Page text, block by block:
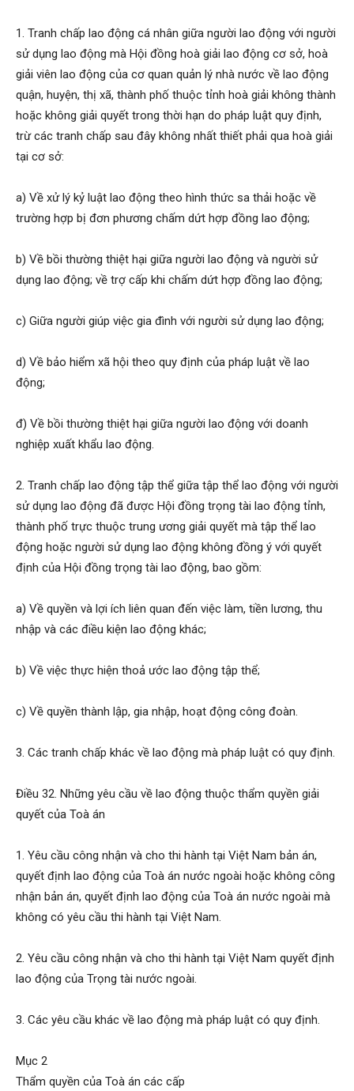
1. Tranh chấp lao động cá nhân giữa người lao động với người
sử dụng lao động mà Hội đồng hoà giải lao động cơ sở, hoà
giải viên lao động của cơ quan quản lý nhà nước về lao động
quận, huyện, thị xã, thành phố thuộc tỉnh hoà giải không thành
hoặc không giải quyết trong thời hạn do pháp luật quy định,
trừ các tranh chấp sau đây không nhất thiết phải qua hoà giải
tại cơ sở:
a) Về xử lý kỷ luật lao động theo hình thức sa thải hoặc về
trường hợp bị đơn phương chấm dứt hợp đồng lao động;
b) Về bồi thường thiệt hại giữa người lao động và người sử
dụng lao động; về trợ cấp khi chấm dứt hợp đồng lao động;
c) Giữa người giúp việc gia đình với người sử dụng lao động;
d) Về bảo hiểm xã hội theo quy định của pháp luật về lao
động;
đ) Về bồi thường thiệt hại giữa người lao động với doanh
nghiệp xuất khẩu lao động.
2. Tranh chấp lao động tập thể giữa tập thể lao động với người
sử dụng lao động đã được Hội đồng trọng tài lao động tỉnh,
thành phố trực thuộc trung ương giải quyết mà tập thể lao
động hoặc người sử dụng lao động không đồng ý với quyết
định của Hội đồng trọng tài lao động, bao gồm:
a) Về quyền và lợi ích liên quan đến việc làm, tiền lương, thu
nhập và các điều kiện lao động khác;
b) Về việc thực hiện thoả ước lao động tập thể;
c) Về quyền thành lập, gia nhập, hoạt động công đoàn.
3. Các tranh chấp khác về lao động mà pháp luật có quy định.
Điều 32. Những yêu cầu về lao động thuộc thẩm quyền giải
quyết của Toà án
1. Yêu cầu công nhận và cho thi hành tại Việt Nam bản án,
quyết định lao động của Toà án nước ngoài hoặc không công
nhận bản án, quyết định lao động của Toà án nước ngoài mà
không có yêu cầu thi hành tại Việt Nam.
2. Yêu cầu công nhận và cho thi hành tại Việt Nam quyết định
lao động của Trọng tài nước ngoài.
3. Các yêu cầu khác về lao động mà pháp luật có quy định.
Mục 2
Thẩm quyền của Toà án các cấp